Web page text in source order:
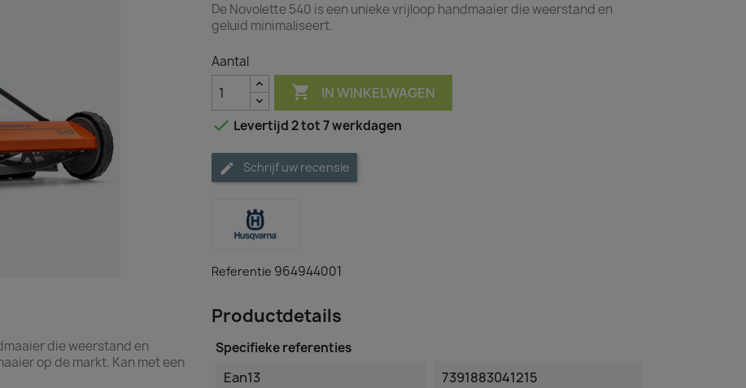
De Novolette 540 is een unieke vrijloop handmaaier die weerstand en
geluid minimaliseert.
Aantal
 IN WINKELWAGEN
 Levertijd 2 tot 7 werkdagen
Schrijf uw recensie
Referentie 964944001
die weerstand en
op de markt. Kan met een
Productdetails
Specifieke referenties
Ean13 7391883041215